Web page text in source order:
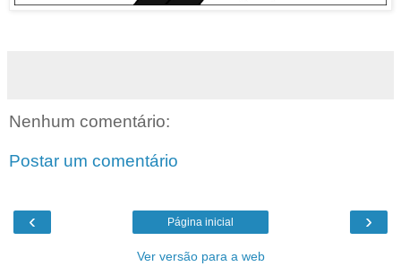
Nenhum comentário:
Postar um comentário
‹ ›
Página inicial
Ver versão para a web